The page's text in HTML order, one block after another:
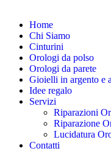
Home
Chi Siamo
Cinturini
Orologi da polso
Orologi da parete
Gioielli in argento e
Idee regalo
Servizi
Riparazioni
Riparazione
Lucidatura
Contatti